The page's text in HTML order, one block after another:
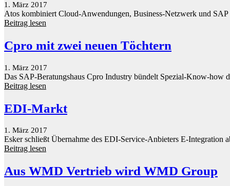
1. März 2017
Atos kombiniert Cloud-Anwendungen, Business-Netzwerk und
Beitrag lesen
Cpro mit zwei neuen Töchtern
1. März 2017
Das SAP-Beratungshaus Cpro Industry bündelt Spezial-Know-
Beitrag lesen
EDI-Markt
1. März 2017
Esker schließt Übernahme des EDI-Service-Anbieters E-Integration
Beitrag lesen
Aus WMD Vertrieb wird WMD Group